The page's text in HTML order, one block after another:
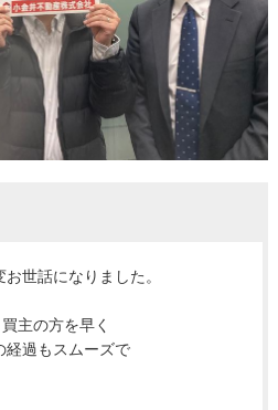
世話になりました。
主の方を早く
経過もスムーズで